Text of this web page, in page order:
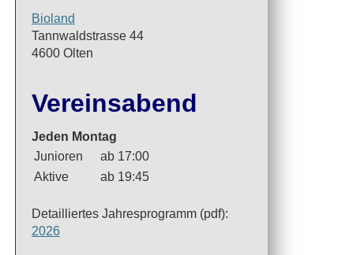
Bioland
Tannwaldstrasse 44
4600 Olten
Vereinsabend
Jeden Montag
Junioren
ab 17:00
Aktive
ab 19:45
Detailliertes Jahresprogramm (pdf):
2026